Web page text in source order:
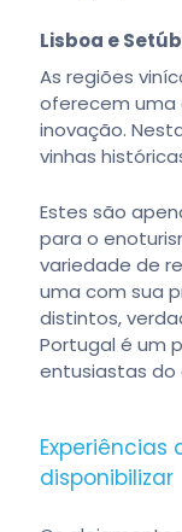
Lisboa e
As regiões
oferecem uma
inovação.
vinhas
Estes são
para o
variedade de
uma com sua
distintos,
Portugal é um
entusiastas do
disponibilizar